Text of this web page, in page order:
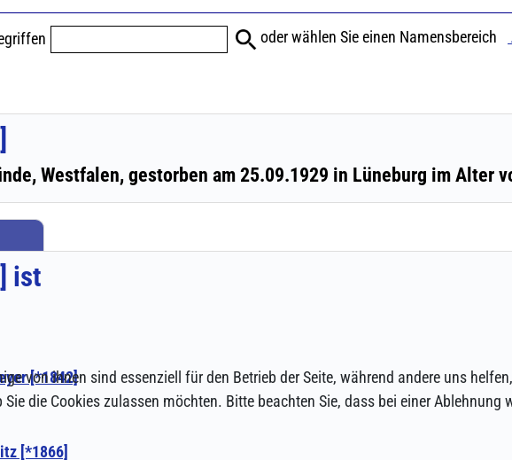
von ihnen sind essenziell für den Betrieb der Seite, während andere uns
die Cookies zulassen möchten. Bitte beachten Sie, dass bei einer